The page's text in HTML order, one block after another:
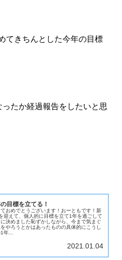
てきちんとした今年の目標
たか経過報告をしたいと思
目標を立てる！
おめでとうございます！おーともです！新
迎えて、個人的に目標を立て1年を過ごして
決めました恥ずかしながら、今まで気まぐ
やろうとかはあったものの具体的にこうし
年...
2021.01.04